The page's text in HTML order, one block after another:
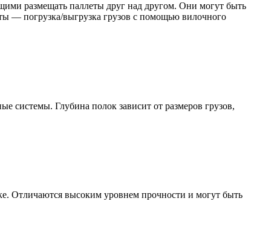
размещать паллеты друг над другом. Они могут быть
— погрузка/выгрузка грузов с помощью вилочного
системы. Глубина полок зависит от размеров грузов,
Отличаются высоким уровнем прочности и могут быть